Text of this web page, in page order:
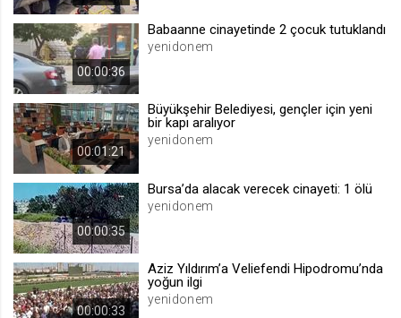
voteLike*
1 ay
.web.tv
00:00:36
Babaanne cinayetinde 2 çocuk tutuklandı
yenidonem
00:01:21
Büyükşehir Belediyesi, gençler için yeni
bir kapı aralıyor
yenidonem
00:00:35
Bursa’da alacak verecek cinayeti: 1 ölü
yenidonem
00:00:33
Aziz Yıldırım’a Veliefendi Hipodromu’nda
yoğun ilgi
yenidonem